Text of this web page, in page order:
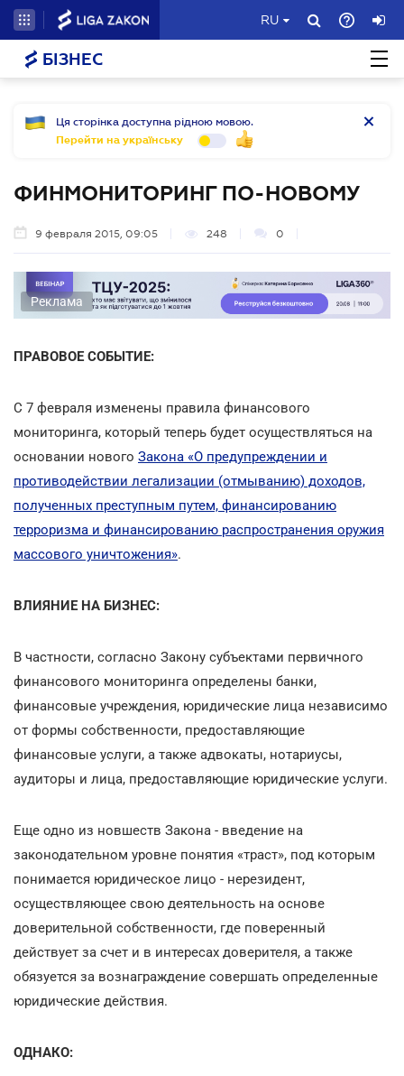
RU
БІЗНЕС
Ця сторінка доступна рідною мовою.
Перейти на українську
ФИНМОНИТОРИНГ ПО-НОВОМУ
9 февраля 2015, 09:05 248 0
Реклама
ПРАВОВОЕ СОБЫТИЕ:
С 7 февраля изменены правила финансового
мониторинга, который теперь будет осуществляться на
основании нового Закона «О предупреждении и
противодействии легализации (отмыванию) доходов,
полученных преступным путем, финансированию
терроризма и финансированию распространения оружия
массового уничтожения».
ВЛИЯНИЕ НА БИЗНЕС:
В частности, согласно Закону субъектами первичного
финансового мониторинга определены банки,
финансовые учреждения, юридические лица независимо
от формы собственности, предоставляющие
финансовые услуги, а также адвокаты, нотариусы,
аудиторы и лица, предоставляющие юридические услуги.
Еще одно из новшеств Закона - введение на
законодательном уровне понятия «траст», под которым
понимается юридическое лицо - нерезидент,
осуществляющее свою деятельность на основе
доверительной собственности, где поверенный
действует за счет и в интересах доверителя, а также
обязуется за вознаграждение совершать определенные
юридические действия.
ОДНАКО: